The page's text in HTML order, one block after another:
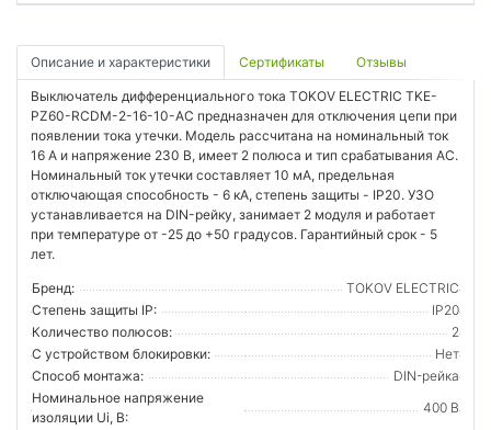
Описание и характеристики Сертификаты Отзывы
Выключатель дифференциального тока TOKOV ELECTRIC TKE-
PZ60-RCDM-2-16-10-AC предназначен для отключения цепи при
появлении тока утечки. Модель рассчитана на номинальный ток
16 А и напряжение 230 В, имеет 2 полюса и тип срабатывания AC.
Номинальный ток утечки составляет 10 мА, предельная
отключающая способность - 6 кА, степень защиты - IP20. УЗО
устанавливается на DIN-рейку, занимает 2 модуля и работает
при температуре от -25 до +50 градусов. Гарантийный срок - 5
лет.
Бренд:
TOKOV ELECTRIC
Степень защиты IP:
IP20
Количество полюсов:
2
С устройством блокировки:
Нет
Способ монтажа:
DIN-рейка
Номинальное напряжение
изоляции Ui, В:
400 В